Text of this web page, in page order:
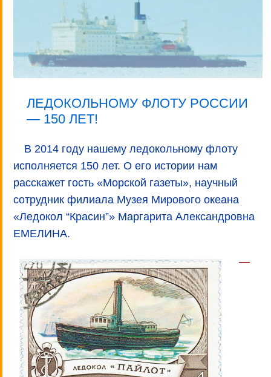
ЛЕДОКОЛЬНОМУ ФЛОТУ РОССИИ
— 150 ЛЕТ!
В 2014 году нашему ледокольному флоту
исполняется 150 лет. О его истории нам
расскажет гость «Морской газеты», научный
сотрудник филиала Музея Мирового океана
«Ледокол “Красин”» Маргарита Александровна
ЕМЕЛИНА.
—